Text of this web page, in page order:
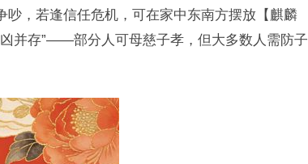
吵，若逢信任危机，可在家中东南方摆放【麒麟
并存”——部分人可母慈子孝，但大多数人需防子